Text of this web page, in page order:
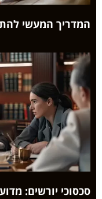
המדריך המעשי
סכסוכי יורשים: